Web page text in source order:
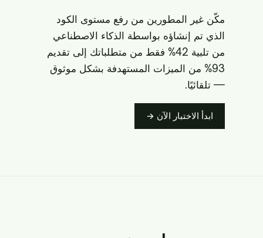
مكّن غير المطورين من رفع مستوى الكود
الذي تم إنشاؤه بواسطة الذكاء الاصطناعي
من تلبية 42% فقط من متطلباتك إلى تقديم
93% من الميزات المستهدفة بشكل موثوق
— تلقائيًا.
ابدأ الاختبار الآن →